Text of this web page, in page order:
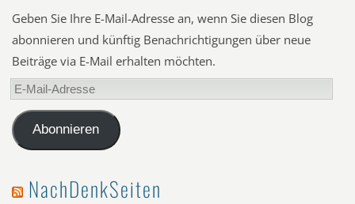
Geben Sie Ihre E-Mail-Adresse an, wenn Sie diesen Blog
abonnieren und künftig Benachrichtigungen über neue
Beiträge via E-Mail erhalten möchten.
E-
Mail-
AdresseAbonnieren
NachDenkSeiten